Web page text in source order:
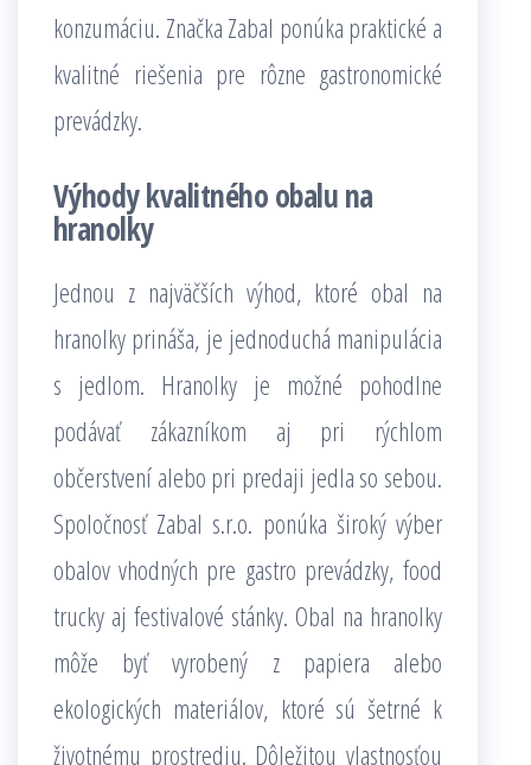
konzumáciu. Značka Zabal ponúka praktické a
kvalitné riešenia pre rôzne gastronomické
prevádzky.
Výhody kvalitného obalu na
hranolky
Jednou z najväčších výhod, ktoré obal na
hranolky prináša, je jednoduchá manipulácia
s jedlom. Hranolky je možné pohodlne
podávať zákazníkom aj pri rýchlom
občerstvení alebo pri predaji jedla so sebou.
Spoločnosť Zabal s.r.o. ponúka široký výber
obalov vhodných pre gastro prevádzky, food
trucky aj festivalové stánky. Obal na hranolky
môže byť vyrobený z papiera alebo
ekologických materiálov, ktoré sú šetrné k
životnému prostrediu. Dôležitou vlastnosťou